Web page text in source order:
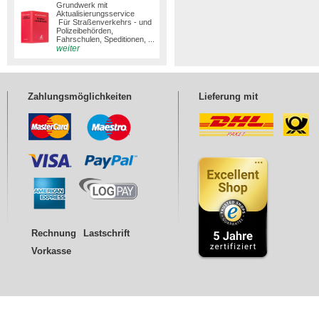
Grundwerk mit
Aktualisierungsservice
Für Straßenverkehrs - und
Polizeibehörden,
Fahrschulen, Speditionen, ...
weiter
Zahlungsmöglichkeiten
Rechnung
Lastschrift
Vorkasse
Lieferung mit